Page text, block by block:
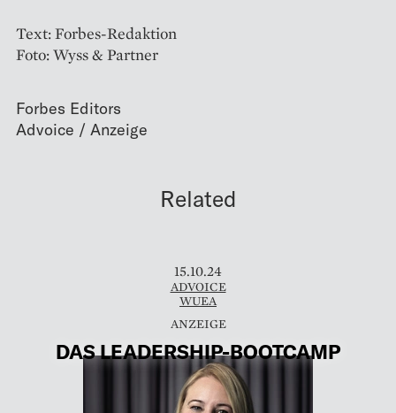
Text: Forbes-Redaktion
Foto: Wyss & Partner
Forbes Editors
Related
15.10.24
ADVOICE
WUEA
DAS LEADERSHIP-BOOTCAMP